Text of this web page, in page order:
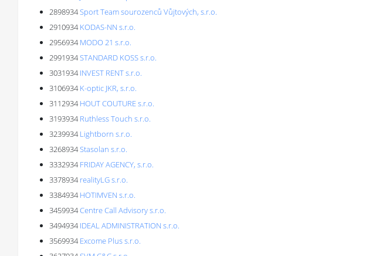
2898934Sport Team sourozenců Vůjtových, s.r.o.
2910934 KODAS-NN s.r.o.
2956934 MODO 21 s.r.o.
2991934STANDARD KOSS s.r.o.
3031934 INVEST RENT s.r.o.
3106934 K-optic JKR, s.r.o.
3112934 HOUT COUTURE s.r.o.
3193934 Ruthless Touch s.r.o.
3239934 Lightborn s.r.o.
3268934Stasolan s.r.o.
3332934 FRIDAY AGENCY, s.r.o.
3378934 realityLG s.r.o.
3384934 HOTIMVEN s.r.o.
3459934Centre Call Advisory s.r.o.
3494934 IDEAL ADMINISTRATION s.r.o.
3569934 Excome Plus s.r.o.